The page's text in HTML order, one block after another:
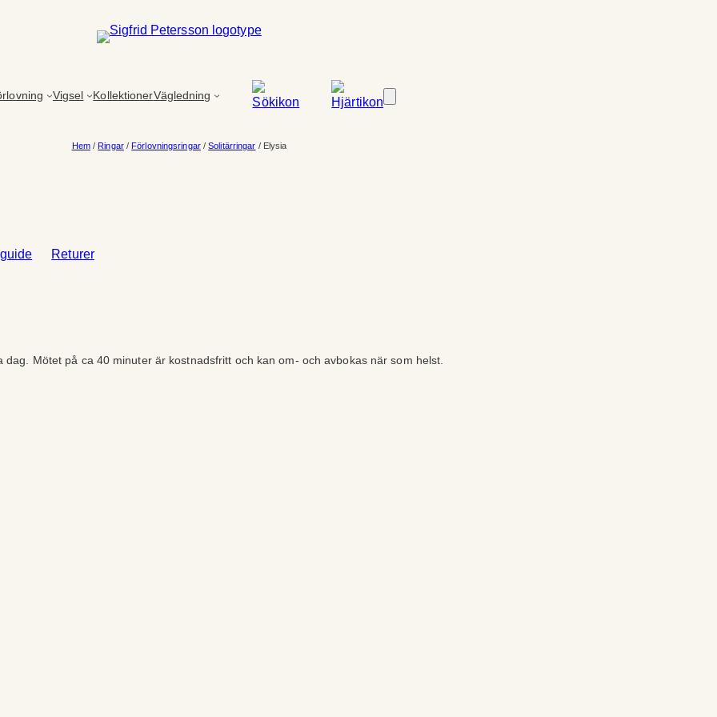
Vigsel KollektionerVägledning
Hem/Ringar/Förlovningsringar/Solitärringar / Elysia
Returer
Mötet på ca 40 minuter är kostnadsfritt och kan om- och avbokas när som helst.